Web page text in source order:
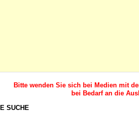
Bitte wenden Sie sich bei Medien mit
bei Bedarf an die
SUCHE